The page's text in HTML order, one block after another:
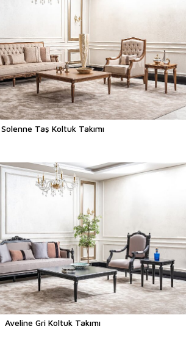
Solenne Taş Koltuk Takımı
Aveline Gri Koltuk Takımı